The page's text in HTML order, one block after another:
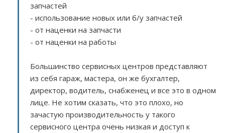
запчастей
- использование новых или б/у запчастей
- от наценки на запчасти
- от наценки на работы
Большинство сервисных центров представляют
из себя гараж, мастера, он же бухгалтер,
директор, водитель, снабженец и все это в одном
лице. Не хотим сказать, что это плохо, но
зачастую производительность у такого
сервисного центра очень низкая и доступ к